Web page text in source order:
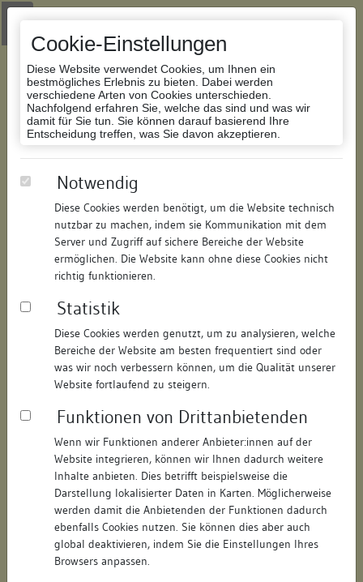
Cookie-Einstellungen
Diese Website verwendet Cookies, um Ihnen ein
bestmögliches Erlebnis zu bieten. Dabei werden
verschiedene Arten von Cookies unterschieden.
Nachfolgend erfahren Sie, welche das sind und was wir
damit für Sie tun. Sie können darauf basierend Ihre
Entscheidung treffen, was Sie davon akzeptieren.
Notwendig
Diese Cookies werden benötigt, um die Website technisch
nutzbar zu machen, indem sie Kommunikation mit dem
Server und Zugriff auf sichere Bereiche der Website
ermöglichen. Die Website kann ohne diese Cookies nicht
richtig funktionieren.
Statistik
Diese Cookies werden genutzt, um zu analysieren, welche
Bereiche der Website am besten frequentiert sind oder
was wir noch verbessern können, um die Qualität unserer
Website fortlaufend zu steigern.
Funktionen von Drittanbietenden
Wenn wir Funktionen anderer Anbieter:innen auf der
Website integrieren, können wir Ihnen dadurch weitere
Inhalte anbieten. Dies betrifft beispielsweise die
Darstellung lokalisierter Daten in Karten. Möglicherweise
werden damit die Anbietenden der Funktionen dadurch
ebenfalls Cookies nutzen. Sie können dies aber auch
global deaktivieren, indem Sie die Einstellungen Ihres
Browsers anpassen.
Zur Navigation springen
Zum Inhalt der Website springen
Datenbank Bauforschung/Restaurierung
185614047115/Datum:11.10.2011
Datenbestand:
Bauforschung
Als PDF herunterladen:
Objektdaten
Straße: Münzgasse
Hausnummer: 14
Postleitzahl: 78426
Stadt-Teilort: Konstanz
Regierungsbezirk: Freiburg
Konstanz (Landkreis)
Wohnplatzschlüssel: 8335043012